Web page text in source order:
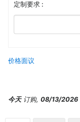
定制要求 :
价格面议
今天订购,08/13/2026